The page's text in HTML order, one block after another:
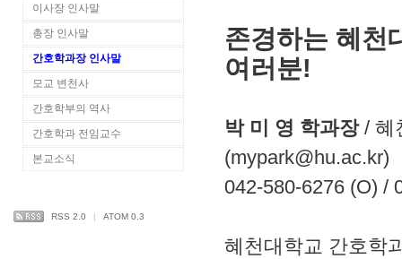
이사장 인사말
총장 인사말
간호학과장 인사말
모교 변천사
간호학부의 역사
간호학과 전임교수
본교소식
RSS 2.0 | ATOM 0.3
존경하는 혜천
여러분!
박 미 영 학과장/ 혜
(mypark@hu.ac.kr)
042-580-6276 (O) /
혜천대학교 간호학